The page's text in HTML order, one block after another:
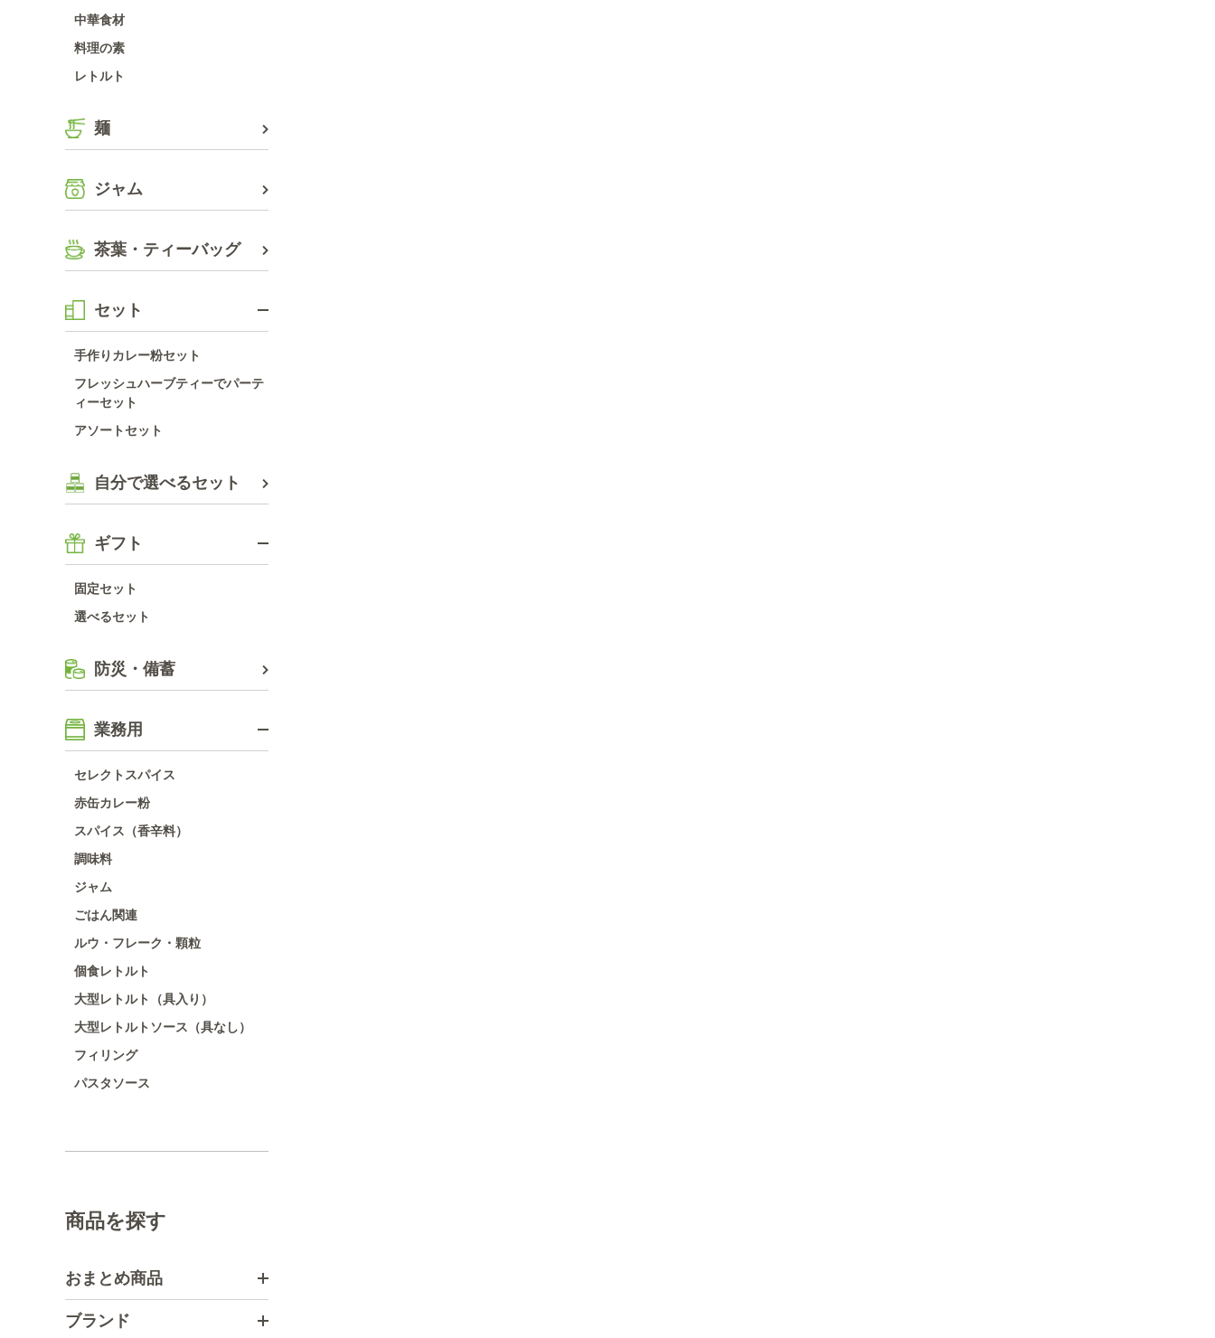
中華食材
料理の素
レトルト
麺
ジャム
茶葉・ティーバッグ
セット
手作りカレー粉セット
フレッシュハーブティーでパーテ
ィーセット
アソートセット
自分で選べるセット
ギフト
固定セット
選べるセット
防災・備蓄
業務用
セレクトスパイス
赤缶カレー粉
スパイス（香辛料）
調味料
ジャム
ごはん関連
ルウ・フレーク・顆粒
個食レトルト
大型レトルト（具入り）
大型レトルトソース（具なし）
フィリング
パスタソース
商品を探す
おまとめ商品
ブランド